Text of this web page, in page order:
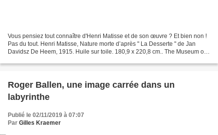
Vous pensiez tout connaître d'Henri Matisse et de son œuvre ? Et bien non !
Pas du tout. Henri Matisse, Nature morte d’après " La Desserte " de Jan
Davidsz De Heem, 1915. Huile sur toile. 180,9 x 220,8 cm.. The Museum of
Roger Ballen, une image carrée dans un
labyrinthe
Publié le 02/11/2019 à 07:07
Par Gilles Kraemer